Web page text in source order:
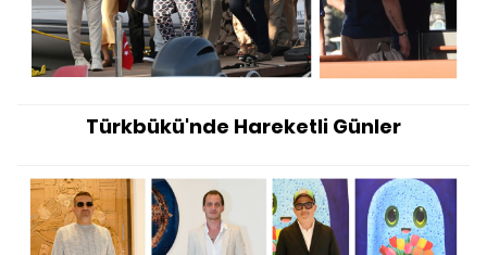
Türkbükü'nde Hareketli Günler